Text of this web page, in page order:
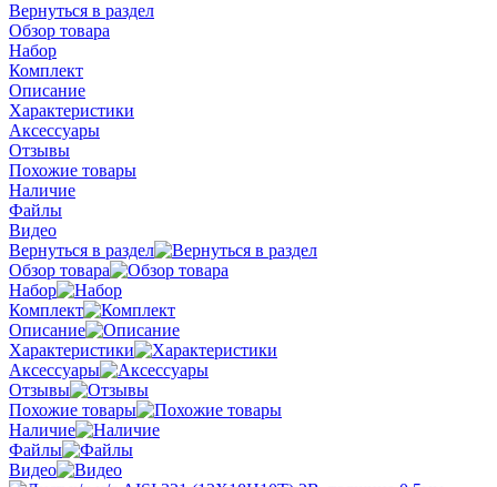
Вернуться в раздел
Обзор товара
Набор
Комплект
Описание
Характеристики
Аксессуары
Отзывы
Похожие товары
Наличие
Файлы
Видео
Вернуться в раздел
Обзор товара
Набор
Комплект
Описание
Характеристики
Аксессуары
Отзывы
Похожие товары
Наличие
Файлы
Видео